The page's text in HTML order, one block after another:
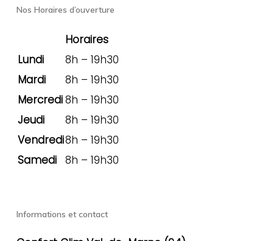
Nos Horaires d’ouverture
Horaires
Lundi
8h – 19h30
Mardi
8h – 19h30
Mercredi8h – 19h30
Jeudi
8h – 19h30
Vendredi8h – 19h30
Samedi 8h – 19h30
Informations et contact